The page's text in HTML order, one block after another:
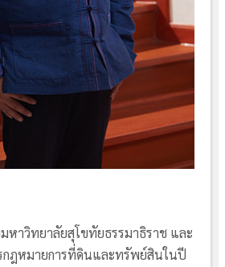
หาวิทยาลัยสุโขทัยธรรมาธิราช และ
กฎหมายการที่ดินและทรัพย์สินในปี